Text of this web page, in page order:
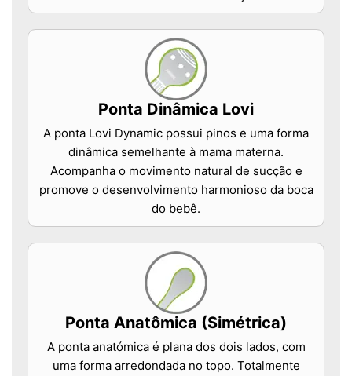
Ponta Dinâmica Lovi
A ponta Lovi Dynamic possui pinos e uma forma
dinâmica semelhante à mama materna.
Acompanha o movimento natural de sucção e
promove o desenvolvimento harmonioso da boca
do bebê.
Ponta Anatômica (Simétrica)
A ponta anatómica é plana dos dois lados, com
uma forma arredondada no topo. Totalmente